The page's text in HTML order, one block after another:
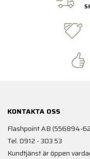
KONTAKTA OSS
Flashpoint AB (556894-
Tel. 0912 - 303 53
Kundtjänst är öppen